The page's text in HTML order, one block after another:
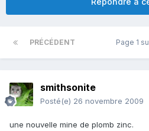
PRÉCÉDENT Page 1
smithsonite
Posté(e) 26 novembre 2009
une nouvelle mine de plomb zinc.